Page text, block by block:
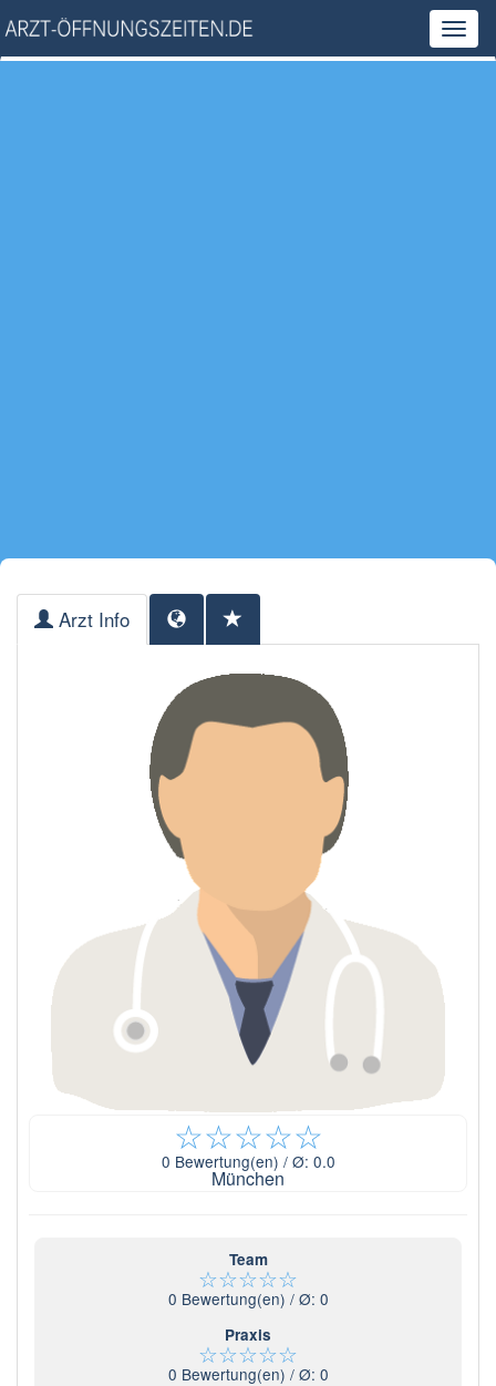
Arzt Info
☆☆☆☆☆
0 Bewertung(en) / Ø: 0.0
München
Team
☆☆☆☆☆
0 Bewertung(en) / Ø: 0
Praxis
☆☆☆☆☆
0 Bewertung(en) / Ø: 0